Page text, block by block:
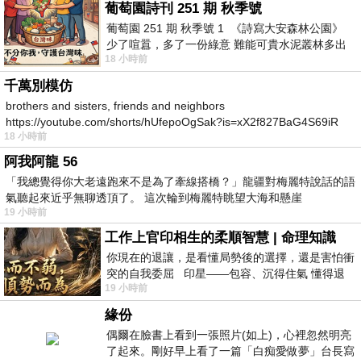
葡萄園詩刊 251 期 秋季號
葡萄園 251 期 秋季號 1 《詩寫大安森林公園》
少了喧囂，多了一份綠意 難能可貴水泥叢林多出
一
18 小時前
千萬別模仿
brothers and sisters, friends and neighbors
https://youtube.com/shorts/hUfepoOgSak?is=xX2f827BaG4S69iR
https
18 小時前
阿我阿龍 56
「我總覺得你大老遠跑來不是為了牽線搭橋？」龍疆對梅麗特說話的語
氣聽起來近乎無聊透頂了。 這次輪到梅麗特眺望大海和懸崖
19 小時前
工作上官印相生的柔順智慧 | 命理知識
你現在的退讓，是看懂局勢後的選擇，還是害怕衝
突的自我委屈 印星——包容、沉得住氣 懂得退
一步觀察，不會
19 小時前
緣份
偶爾在臉書上看到一張照片(如上)，心裡忽然明亮
了起來。剛好早上看了一篇「白痴愛做夢」台長寫